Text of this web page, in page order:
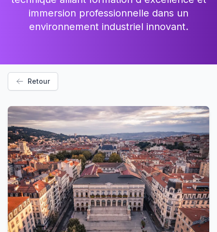
immersion professionnelle dans un
environnement industriel innovant.
Retour